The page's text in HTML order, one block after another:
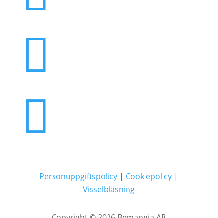


Personuppgiftspolicy | Cookiepolicy |
Visselblåsning